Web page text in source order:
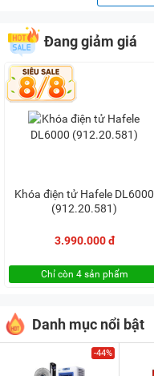
Đang giảm giá
Khóa điện tử Hafele DL6000
(912.20.581)
3.990.000 đ
Chỉ còn 4 sản phẩm
Danh mục nổi bật
-44%